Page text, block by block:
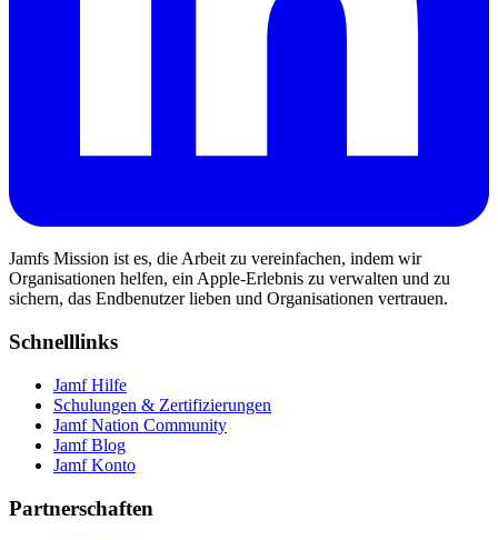
Jamfs Mission ist es, die Arbeit zu vereinfachen, indem wir
Organisationen helfen, ein Apple-Erlebnis zu verwalten und zu
sichern, das Endbenutzer lieben und Organisationen vertrauen.
Schnelllinks
Jamf Hilfe
Schulungen & Zertifizierungen
Jamf Nation Community
Jamf Blog
Jamf Konto
Partnerschaften